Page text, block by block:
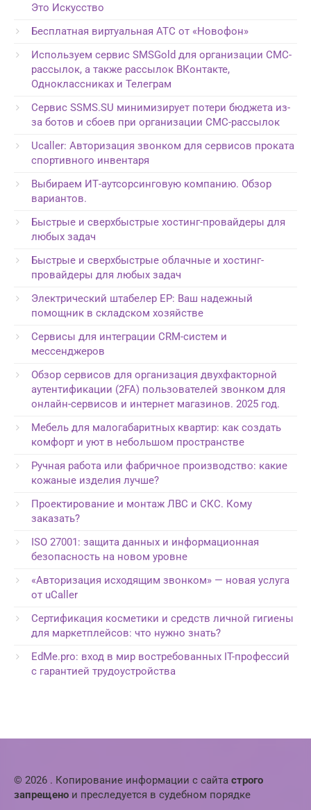
Это Искусство
Бесплатная виртуальная АТС от «Новофон»
Используем сервис SMSGold для организации СМС-
рассылок, а также рассылок ВКонтакте,
Одноклассниках и Телеграм
Сервис SSMS.SU минимизирует потери бюджета из-
за ботов и сбоев при организации СМС-рассылок
Ucaller: Авторизация звонком для сервисов проката
спортивного инвентаря
Выбираем ИТ-аутсорсинговую компанию. Обзор
вариантов.
Быстрые и сверхбыстрые хостинг-провайдеры для
любых задач
Быстрые и сверхбыстрые облачные и хостинг-
провайдеры для любых задач
Электрический штабелер EP: Ваш надежный
помощник в складском хозяйстве
Сервисы для интеграции CRM-систем и
мессенджеров
Обзор сервисов для организация двухфакторной
аутентификации (2FA) пользователей звонком для
онлайн-сервисов и интернет магазинов. 2025 год.
Мебель для малогабаритных квартир: как создать
комфорт и уют в небольшом пространстве
Ручная работа или фабричное производство: какие
кожаные изделия лучше?
Проектирование и монтаж ЛВС и СКС. Кому
заказать?
ISO 27001: защита данных и информационная
безопасность на новом уровне
«Авторизация исходящим звонком» — новая услуга
от uCaller
Сертификация косметики и средств личной гигиены
для маркетплейсов: что нужно знать?
EdMe.pro: вход в мир востребованных IT-профессий
с гарантией трудоустройства
© 2026 . Копирование информации с сайта строго
запрещено и преследуется в судебном порядке